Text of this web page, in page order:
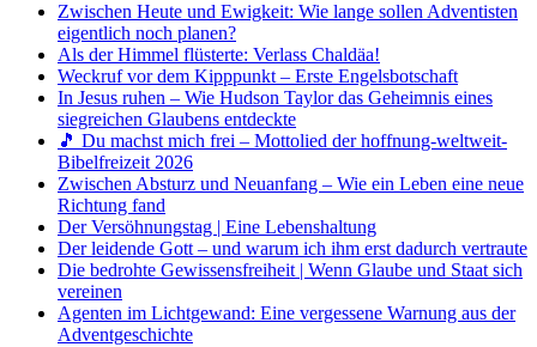
Zwischen Heute und Ewigkeit: Wie lange sollen Adventisten
eigentlich noch planen?
Als der Himmel flüsterte: Verlass Chaldäa!
Weckruf vor dem Kipppunkt – Erste Engelsbotschaft
In Jesus ruhen – Wie Hudson Taylor das Geheimnis eines
siegreichen Glaubens entdeckte
🎵 Du machst mich frei – Mottolied der hoffnung-weltweit-
Bibelfreizeit 2026
Zwischen Absturz und Neuanfang – Wie ein Leben eine neue
Richtung fand
Der Versöhnungstag | Eine Lebenshaltung
Der leidende Gott – und warum ich ihm erst dadurch vertraute
Die bedrohte Gewissensfreiheit | Wenn Glaube und Staat sich
vereinen
Agenten im Lichtgewand: Eine vergessene Warnung aus der
Adventgeschichte